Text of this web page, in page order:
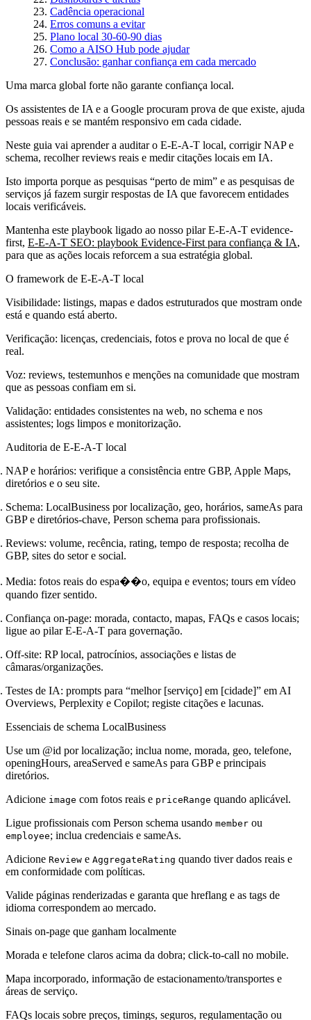
Cadência operacional
Erros comuns a evitar
Plano local 30-60-90 dias
Como a AISO Hub pode ajudar
Conclusão: ganhar confiança em cada mercado
Uma marca global forte não garante confiança local.
Os assistentes de IA e a Google procuram prova de que existe, ajuda
pessoas reais e se mantém responsivo em cada cidade.
Neste guia vai aprender a auditar o E-E-A-T local, corrigir NAP e
schema, recolher reviews reais e medir citações locais em IA.
Isto importa porque as pesquisas “perto de mim” e as pesquisas de
serviços já fazem surgir respostas de IA que favorecem entidades
locais verificáveis.
Mantenha este playbook ligado ao nosso pilar E-E-A-T evidence-
first, E-E-A-T SEO: playbook Evidence-First para confiança & IA,
para que as ações locais reforcem a sua estratégia global.
O framework de E-E-A-T local
Visibilidade: listings, mapas e dados estruturados que mostram onde
está e quando está aberto.
Verificação: licenças, credenciais, fotos e prova no local de que é
real.
Voz: reviews, testemunhos e menções na comunidade que mostram
que as pessoas confiam em si.
Validação: entidades consistentes na web, no schema e nos
assistentes; logs limpos e monitorização.
Auditoria de E-E-A-T local
NAP e horários: verifique a consistência entre GBP, Apple Maps,
diretórios e o seu site.
Schema: LocalBusiness por localização, geo, horários, sameAs para
GBP e diretórios-chave, Person schema para profissionais.
Reviews: volume, recência, rating, tempo de resposta; recolha de
GBP, sites do setor e social.
Media: fotos reais do espa��o, equipa e eventos; tours em vídeo
quando fizer sentido.
Confiança on-page: morada, contacto, mapas, FAQs e casos locais;
ligue ao pilar E-E-A-T para governação.
Off-site: RP local, patrocínios, associações e listas de
câmaras/organizações.
Testes de IA: prompts para “melhor [serviço] em [cidade]” em AI
Overviews, Perplexity e Copilot; registe citações e lacunas.
Essenciais de schema LocalBusiness
Use um @id por localização; inclua nome, morada, geo, telefone,
openingHours, areaServed e sameAs para GBP e principais
diretórios.
Adicione image com fotos reais e priceRange quando aplicável.
Ligue profissionais com Person schema usando member ou
employee; inclua credenciais e sameAs.
Adicione Review e AggregateRating quando tiver dados reais e
em conformidade com políticas.
Valide páginas renderizadas e garanta que hreflang e as tags de
idioma correspondem ao mercado.
Sinais on-page que ganham localmente
Morada e telefone claros acima da dobra; click-to-call no mobile.
Mapa incorporado, informação de estacionamento/transportes e
áreas de serviço.
FAQs locais sobre preços, timings, seguros, regulamentação ou